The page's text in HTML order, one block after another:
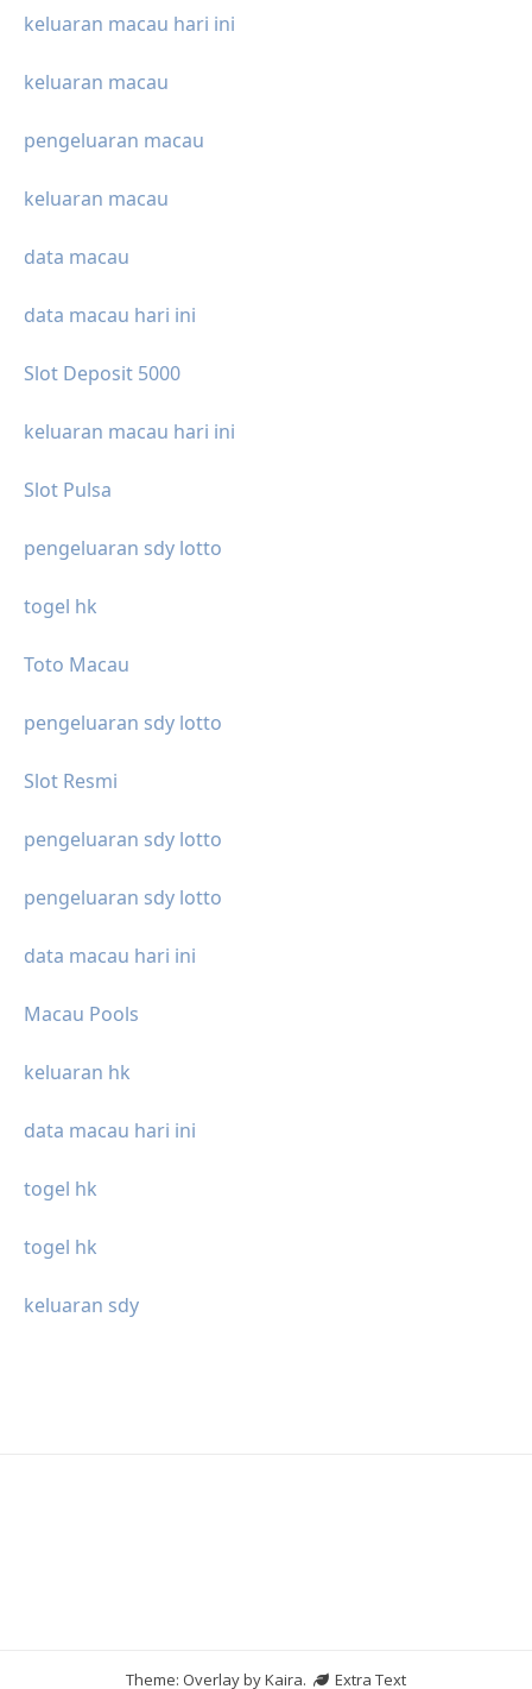
keluaran macau hari ini
keluaran macau
pengeluaran macau
keluaran macau
data macau
data macau hari ini
Slot Deposit 5000
keluaran macau hari ini
Slot Pulsa
pengeluaran sdy lotto
togel hk
Toto Macau
pengeluaran sdy lotto
Slot Resmi
pengeluaran sdy lotto
pengeluaran sdy lotto
data macau hari ini
Macau Pools
keluaran hk
data macau hari ini
togel hk
togel hk
keluaran sdy
Theme: Overlay byKaira. Extra Text